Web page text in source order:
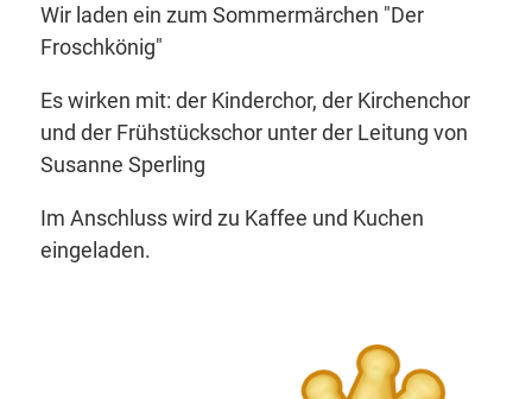
Wir laden ein zum Sommermärchen "Der
Froschkönig"
Es wirken mit: der Kinderchor, der Kirchenchor
und der Frühstückschor unter der Leitung von
Susanne Sperling
Im Anschluss wird zu Kaffee und Kuchen
eingeladen.